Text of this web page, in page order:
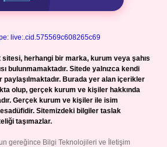
live:.cid.575569c608265c69
sitesi, herhangi bir marka, kurum veya şahıs
bulunmamaktadır. Sitede yalnızca kendi
paylaşılmaktadır. Burada yer alan içerikler
olup, gerçek kurum ve kişiler hakkında
Gerçek kurum ve kişiler ile isim
Sitemizdeki bilgiler taslak
taşımazlar.
gereğince Bilgi Teknolojileri ve İletişim